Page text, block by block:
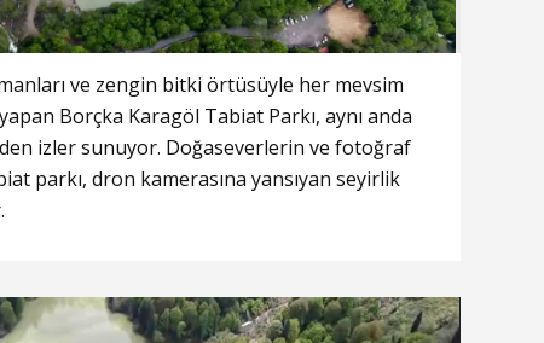
ve zengin bitki örtüsüyle her mevsim
Borçka Karagöl Tabiat Parkı, aynı anda
izler sunuyor. Doğaseverlerin ve fotoğraf
parkı, dron kamerasına yansıyan seyirlik